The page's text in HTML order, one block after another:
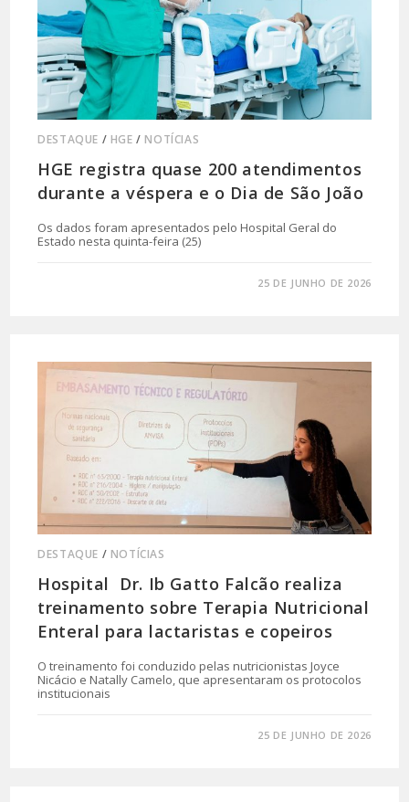
DESTAQUE / HGE /NOTÍCIAS
HGE registra quase 200 atendimentos
durante a véspera e o Dia de São João
Os dados foram apresentados pelo Hospital Geral do
Estado nesta quinta-feira (25)
25 DE JUNHO DE 2026
DESTAQUE / NOTÍCIAS
Hospital Dr. Ib Gatto Falcão realiza
treinamento sobre Terapia Nutricional
Enteral para lactaristas e copeiros
O treinamento foi conduzido pelas nutricionistas Joyce
Nicácio e Natally Camelo, que apresentaram os protocolos
institucionais
25 DE JUNHO DE 2026